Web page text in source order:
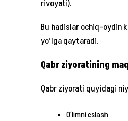
rivoyati).
Bu hadislar ochiq-oydin
yo‘lga qaytaradi.
Qabr ziyoratining
Qabr ziyorati quyidagi
O‘limni eslash